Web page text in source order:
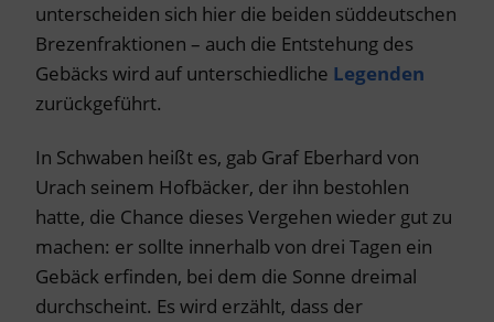
unterscheiden sich hier die beiden süddeutschen
Brezenfraktionen – auch die Entstehung des
Gebäcks wird auf unterschiedliche Legenden
zurückgeführt.
In Schwaben heißt es, gab Graf Eberhard von
Urach seinem Hofbäcker, der ihn bestohlen
hatte, die Chance dieses Vergehen wieder gut zu
machen: er sollte innerhalb von drei Tagen ein
Gebäck erfinden, bei dem die Sonne dreimal
durchscheint. Es wird erzählt, dass der